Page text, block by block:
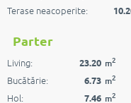
Terase neacoperite:
Parter
Living: 23.20 m2
Bucătărie: 6.73 m2
Hol: 7.46 m2